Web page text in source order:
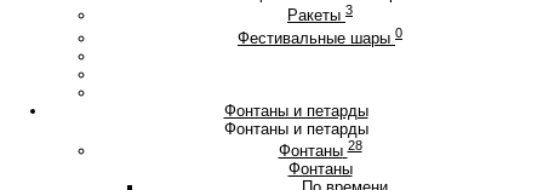
Ракеты 3
Фестивальные шары 0
Фонтаны и петарды
Фонтаны и петарды
Фонтаны 28
Фонтаны